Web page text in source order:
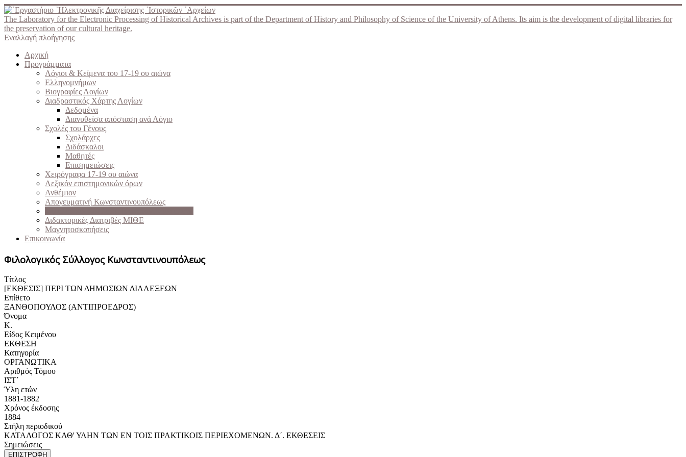
The Laboratory for the Electronic Processing of Historical Archives is part of the Department of History and Philosophy of Science of the University of Athens. Its aim is the development of digital libraries for
the preservation of our cultural heritage.
Εναλλαγή πλοήγησης
Αρχική
Προγράμματα
Λόγιοι & Κείμενα του 17-19 ου αιώνα
Ελληνομνήμων
Βιογραφίες Λογίων
Διαδραστικός Χάρτης Λογίων
Δεδομένα
Διανυθείσα απόσταση ανά Λόγιο
Σχολές του Γένους
Σχολάρχες
Διδάσκαλοι
Μαθητές
Επισημειώσεις
Χειρόγραφα 17-19 ου αιώνα
Λεξικόν επιστημονικών όρων
Ανθέμιον
Απογευματινή Κωνσταντινουπόλεως
Διδακτορικές Διατριβές ΜΙΘΕ
Μαγνητοσκοπήσεις
Επικοινωνία
Φιλολογικός Σύλλογος Κωνσταντινουπόλεως
Τίτλος
[ΕΚΘΕΣΙΣ] ΠΕΡΙ ΤΩΝ ΔΗΜΟΣΙΩΝ ΔΙΑΛΕΞΕΩΝ
Επίθετο
ΞΑΝΘΟΠΟΥΛΟΣ (ΑΝΤΙΠΡΟΕΔΡΟΣ)
Όνομα
Κ.
Είδος Κειμένου
ΕΚΘΕΣΗ
Κατηγορία
ΟΡΓΑΝΩΤΙΚΑ
Αριθμός Τόμου
ΙΣΤ΄
Ύλη ετών
1881-1882
Χρόνος έκδοσης
1884
Στήλη περιοδικού
ΚΑΤΑΛΟΓΟΣ ΚΑΘ' ΥΛΗΝ ΤΩΝ ΕΝ ΤΟΙΣ ΠΡΑΚΤΙΚΟΙΣ ΠΕΡΙΕΧΟΜΕΝΩΝ. Δ΄. ΕΚΘΕΣΕΙΣ
Σημειώσεις
ΕΠΙΣΤΡΟΦΗ